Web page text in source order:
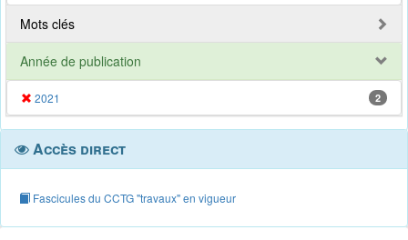
Mots clés
Année de publication
2021 2
Accès direct
Fascicules du CCTG "travaux" en vigueur